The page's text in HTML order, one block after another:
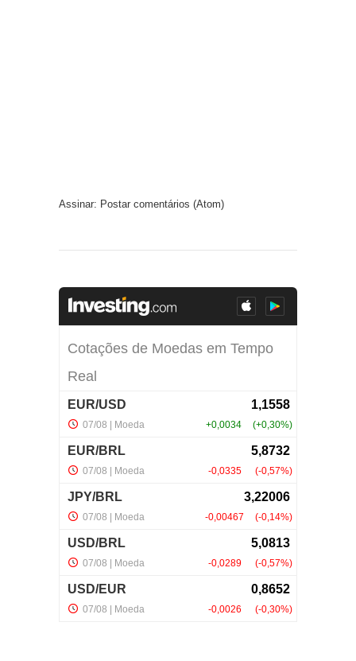
Assinar: Postar comentários (Atom)